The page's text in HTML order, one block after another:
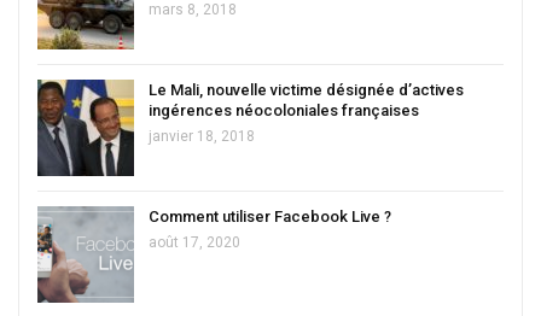
mars 8, 2018
Le Mali, nouvelle victime désignée d’actives
ingérences néocoloniales françaises
janvier 18, 2018
Comment utiliser Facebook Live ?
août 17, 2020